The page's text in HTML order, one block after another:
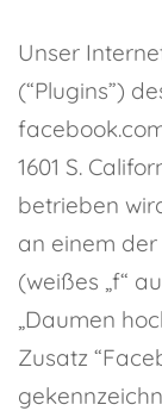
Unser
(“Plugins”)
1601 S.
betrieben
an einem
(weißes „f“
„Daumen
Zusatz